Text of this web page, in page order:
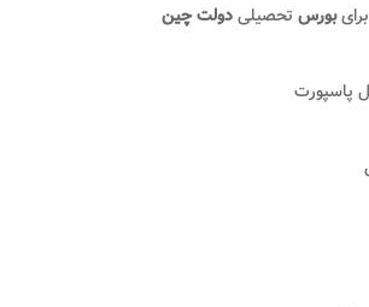
بورس تحصیلیدولت چین
پاسپورت